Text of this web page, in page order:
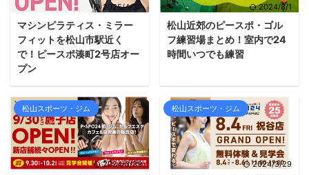
2025/4/30
マシンピラティス・ミラー
フィットを松山市駅近く
で！ピースポ湊町2号店オー
プン
2024/8/1
松山近郊のピースポ・ゴル
フ練習場まとめ！室内で24
時間いつでも練習
松山スポーツ・ジム
2024/3/29
松山スポーツ・ジム
2024/3/29